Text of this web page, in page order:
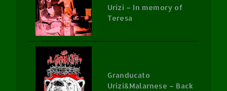
Urizi – In memory of
Teresa
Granducato
Urizi&Malarnese – Back